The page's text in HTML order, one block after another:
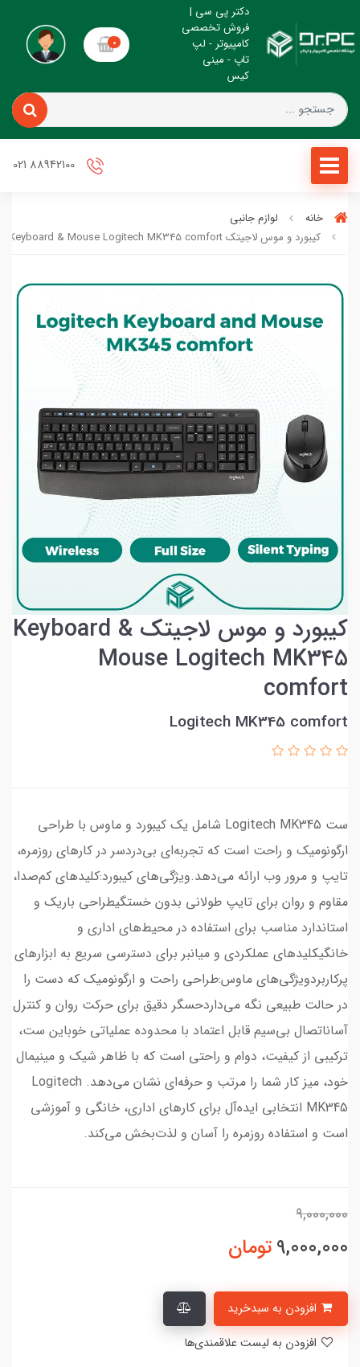
دکتر پی سی |
فروش تخصصی
کامپیوتر - لپ
تاپ - مینی
کیس
0
خانه
لوازم جانبی
کیبورد و موس لاجیتک Keyboard & Mouse Logitech MK345 comfort
کیبورد و موس لاجیتک Keyboard &
Mouse Logitech MK345
comfort
Logitech MK345 comfort
ست Logitech MK345 شامل یک کیبورد و ماوس با طراحی
ارگونومیک و راحت است که تجربه‌ای بی‌دردسر در کارهای روزمره،
تایپ و مرور وب ارائه می‌دهد.ویژگی‌های کیبورد:کلیدهای کم‌صدا،
مقاوم و روان برای تایپ طولانی بدون خستگیطراحی باریک و
استاندارد مناسب برای استفاده در محیط‌های اداری و
خانگیکلیدهای عملکردی و میانبر برای دسترسی سریع به ابزارهای
پرکاربردویژگی‌های ماوس:طراحی راحت و ارگونومیک که دست را
در حالت طبیعی نگه می‌داردحسگر دقیق برای حرکت روان و کنترل
آساناتصال بی‌سیم قابل اعتماد با محدوده عملیاتی خوباین ست،
ترکیبی از کیفیت، دوام و راحتی است که با ظاهر شیک و مینیمال
خود، میز کار شما را مرتب و حرفه‌ای نشان می‌دهد. Logitech
MK345 انتخابی ایده‌آل برای کارهای اداری، خانگی و آموزشی
است و استفاده روزمره را آسان و لذت‌بخش می‌کند.
9,000,000
9,000,000تومان